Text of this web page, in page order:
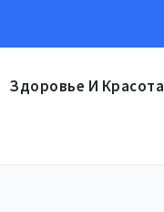
Здоровье И Красота